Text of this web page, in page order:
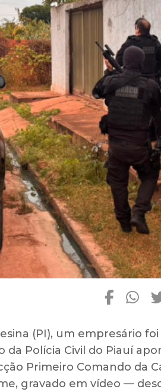
(PI), um empresário foi
da Polícia Civil do Piauí
Primeiro Comando da
gravado em vídeo —